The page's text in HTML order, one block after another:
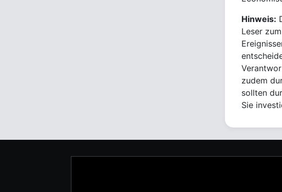
Hinweis:
Leser
zudem
sollten
Sie